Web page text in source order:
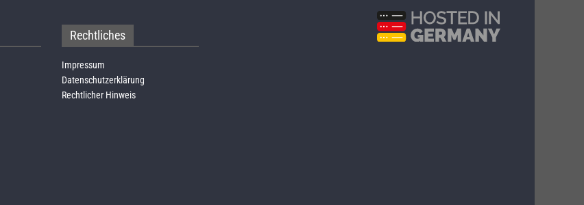
Rechtliches
Impressum
Datenschutzerklärung
Rechtlicher Hinweis